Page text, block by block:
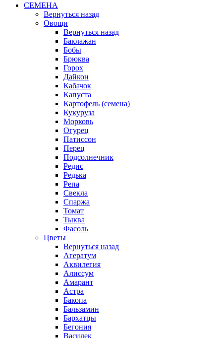
СЕМЕНА
Вернуться назад
Овощи
Вернуться назад
Баклажан
Бобы
Брюква
Горох
Дайкон
Кабачок
Капуста
Картофель (семена)
Кукуруза
Морковь
Огурец
Патиссон
Перец
Подсолнечник
Редис
Редька
Репа
Свекла
Спаржа
Томат
Тыква
Фасоль
Цветы
Вернуться назад
Агератум
Аквилегия
Алиссум
Амарант
Астра
Бакопа
Бальзамин
Бархатцы
Бегония
Василек